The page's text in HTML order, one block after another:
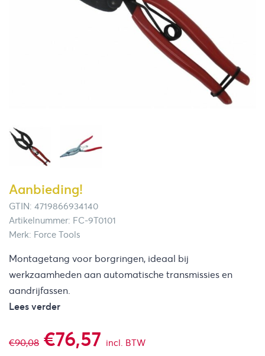
Aanbieding!
GTIN: 4719866934140
Artikelnummer: FC-9T0101
Merk: Force Tools
Montagetang voor borgringen, ideaal bij
werkzaamheden aan automatische transmissies en
aandrijfassen.
Lees verder
€90,08 Oorspronkelijke
€76,57 Huidige
incl. BTW